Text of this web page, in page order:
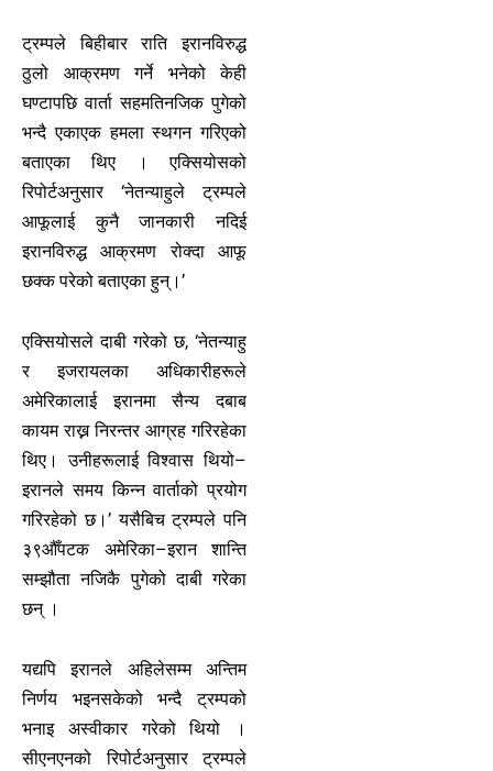
ट्रम्पले बिहीबार राति इरानविरुद्ध
ठुलो आक्रमण गर्ने भनेको केही
घण्टापछि वार्ता सहमतिनजिक पुगेको
भन्दै एकाएक हमला स्थगन गरिएको
बताएका थिए । एक्सियोसको
रिपोर्टअनुसार ‘नेतन्याहुले ट्रम्पले
आफूलाई कुनै जानकारी नदिई
इरानविरुद्ध आक्रमण रोक्दा आफू
छक्क परेको बताएका हुन्।’
एक्सियोसले दाबी गरेको छ, ‘नेतन्याहु
र इजरायलका अधिकारीहरूले
अमेरिकालाई इरानमा सैन्य दबाब
कायम राख्न निरन्तर आग्रह गरिरहेका
थिए। उनीहरूलाई विश्वास थियो–
इरानले समय किन्न वार्ताको प्रयोग
गरिरहेको छ।’ यसैबिच ट्रम्पले पनि
३९औँपटक अमेरिका–इरान शान्ति
सम्झौता नजिकै पुगेको दाबी गरेका
छन् ।
यद्यपि इरानले अहिलेसम्म अन्तिम
निर्णय भइनसकेको भन्दै ट्रम्पको
भनाइ अस्वीकार गरेको थियो ।
सीएनएनको रिपोर्टअनुसार ट्रम्पले